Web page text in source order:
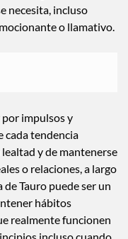
energía es a menudo
necesita, incluso
impulsos y
cada tendencia
y de mantenerse
o relaciones, a largo
Tauro puede ser un
hábitos
realmente funcionen